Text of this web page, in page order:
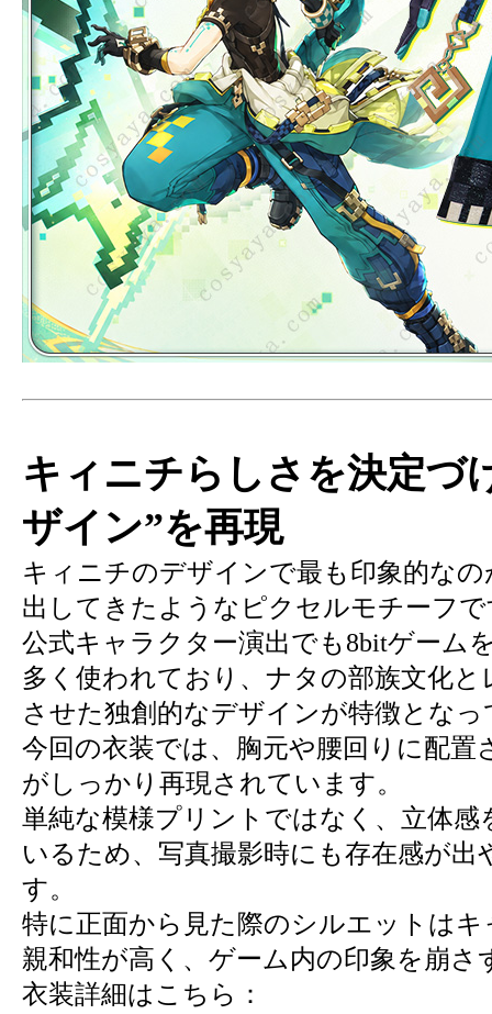
キィニチらしさを決定づ
ザイン”を再現
キィニチのデザインで最も印象的な
出してきたようなピクセルモチーフで
公式キャラクター演出でも8bitゲーム
多く使われており、ナタの部族文化
させた独創的なデザインが特徴とな
今回の衣装では、胸元や腰回りに配置
がしっかり再現されています。
単純な模様プリントではなく、立体
いるため、写真撮影時にも存在感が
す。
特に正面から見た際のシルエットは
親和性が高く、ゲーム内の印象を崩さ
衣装詳細はこちら：